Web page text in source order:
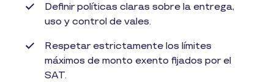
Definir políticas claras sobre la entrega,
uso y control de vales.
Respetar estrictamente los límites
máximos de monto exento fijados por el
SAT.